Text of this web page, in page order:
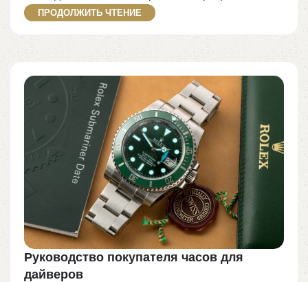
ПРОДОЛЖИТЬ ЧТЕНИЕ
Руководство покупателя часов для
дайверов